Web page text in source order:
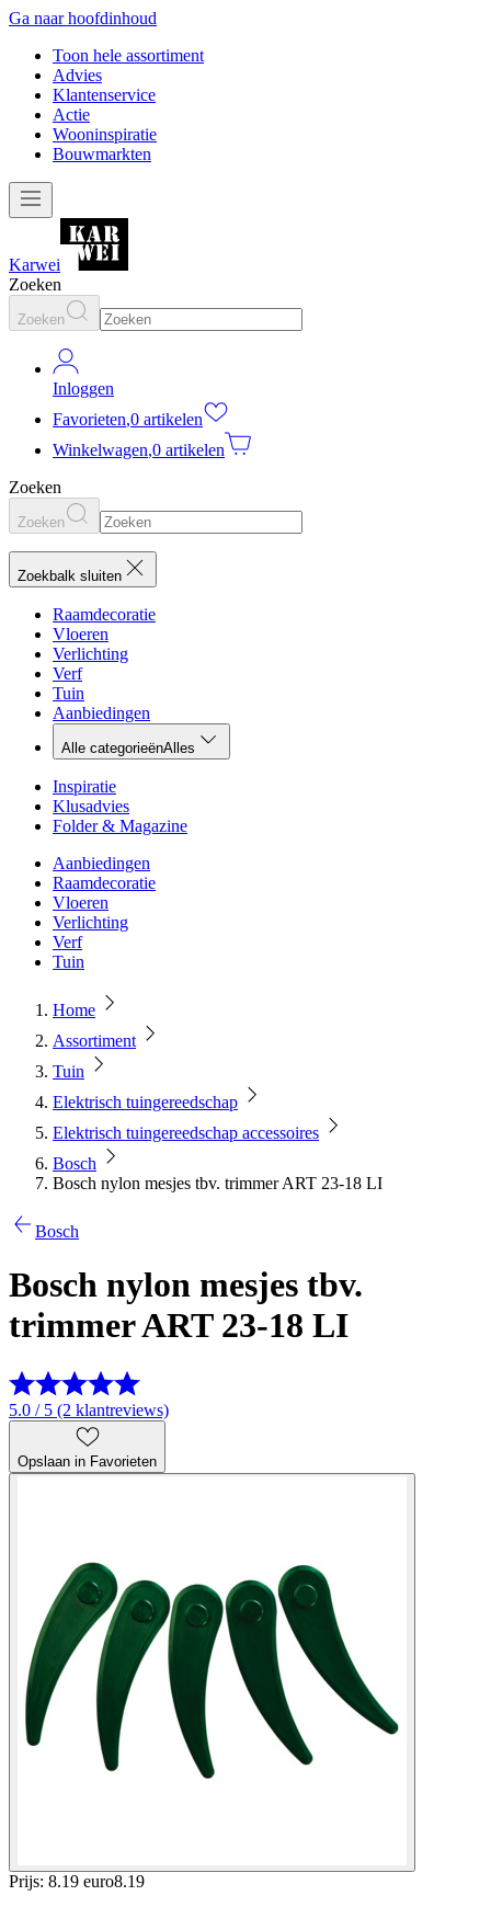
Ga naar hoofdinhoud
Toon hele assortiment
Advies
Klantenservice
Actie
Wooninspiratie
Bouwmarkten
Karwei
Zoeken
Zoeken
Inloggen
Favorieten,0 artikelen
Winkelwagen,0 artikelen
Zoeken
Zoeken
Zoekbalk sluiten
Raamdecoratie
Vloeren
Verlichting
Verf
Tuin
Aanbiedingen
Alle categorieënAlles
Inspiratie
Klusadvies
Folder & Magazine
Aanbiedingen
Raamdecoratie
Vloeren
Verlichting
Verf
Tuin
Home
Assortiment
Tuin
Elektrisch tuingereedschap
Elektrisch tuingereedschap accessoires
Bosch
Bosch nylon mesjes tbv. trimmer ART 23-18 LI
Bosch
Bosch nylon mesjes tbv.
trimmer ART 23-18 LI
5.0 / 5 (2 klantreviews)
Opslaan in Favorieten
Prijs: 8.19 euro8.19